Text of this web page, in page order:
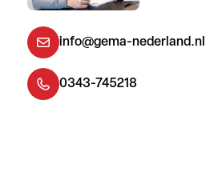
info@gema-nederland.nl
0343-745218